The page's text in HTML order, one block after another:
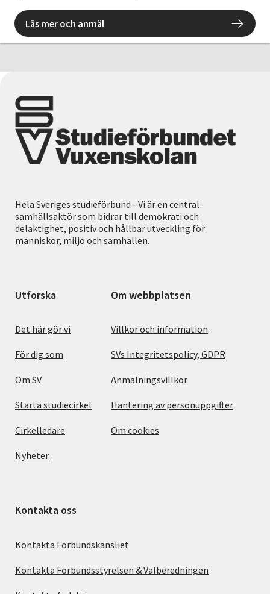
Läs mer och anmäl
Hela Sveriges studieförbund - Vi är en central
samhällsaktör som bidrar till demokrati och
delaktighet, positiv och hållbar utveckling för
människor, miljö och samhällen.
Utforska
Det här gör vi
För dig som
Om SV
Starta studiecirkel
Cirkelledare
Nyheter
Om webbplatsen
Villkor och information
SVs Integritetspolicy, GDPR
Anmälningsvillkor
Hantering av personuppgifter
Om cookies
Kontakta oss
Kontakta Förbundskansliet
Kontakta Förbundsstyrelsen & Valberedningen